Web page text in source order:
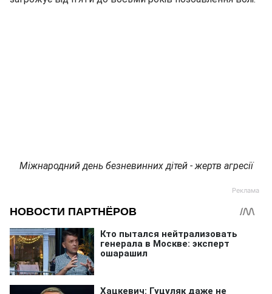
Міжнародний день безневинних дітей - жертв агресії